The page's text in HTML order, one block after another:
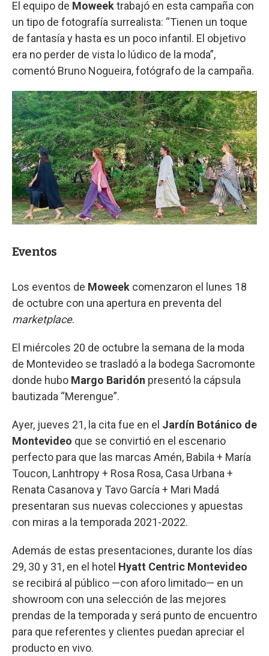
El equipo de Moweektrabajó en esta campaña con
un tipo de fotografía surrealista: “Tienen un toque
de fantasía y hasta es un poco infantil. El objetivo
era no perder de vista lo lúdico de la moda”,
comentó Bruno Nogueira, fotógrafo de la campaña.
Eventos
Los eventos de Moweek comenzaron el lunes 18
de octubre con una apertura en preventa del
marketplace.
El miércoles 20 de octubre la semana de la moda
de Montevideo se trasladó a la bodega Sacromonte
donde hubo Margo Baridón presentó la cápsula
bautizada “Merengue”.
Ayer, jueves 21, la cita fue en el Jardín Botánico de
Montevideo que se convirtió en el escenario
perfecto para que las marcas Amén, Babila + María
Toucon, Lanhtropy + Rosa Rosa, Casa Urbana +
Renata Casanova y Tavo García + Mari Madá
presentaran sus nuevas colecciones y apuestas
con miras a la temporada 2021-2022.
Además de estas presentaciones, durante los días
29, 30 y 31, en el hotel Hyatt Centric Montevideo
se recibirá al público —con aforo limitado— en un
showroom con una selección de las mejores
prendas de la temporada y será punto de encuentro
para que referentes y clientes puedan apreciar el
producto en vivo.